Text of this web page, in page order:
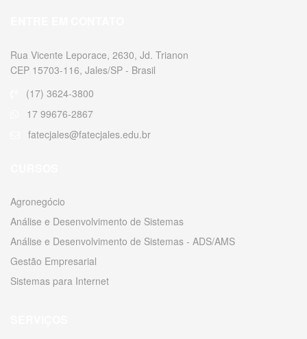
Rua Vicente Leporace, 2630, Jd. Trianon
CEP 15703-116, Jales/SP - Brasil
(17) 3624-3800
17 99676-2867
fatecjales@fatecjales.edu.br
Agronegócio
Análise e Desenvolvimento de Sistemas
Análise e Desenvolvimento de Sistemas - ADS/AMS
Gestão Empresarial
Sistemas para Internet